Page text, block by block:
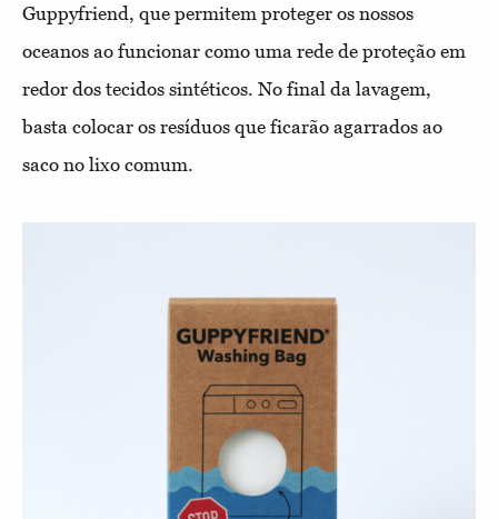
Guppyfriend, que permitem proteger os nossos
oceanos ao funcionar como uma rede de proteção em
redor dos tecidos sintéticos. No final da lavagem,
basta colocar os resíduos que ficarão agarrados ao
saco no lixo comum.